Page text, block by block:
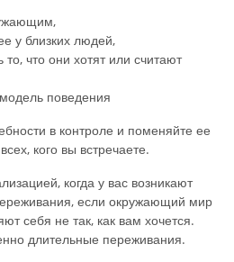
у близких людей,
что они хотят или считают
поведения
в контроле и поменяйте ее
кого вы встречаете.
когда у вас возникают
если окружающий мир
себя не так, как вам хочется.
длительные переживания.